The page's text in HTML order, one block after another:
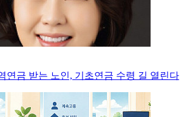
연금 받는 노인, 기초연금 수령 길 열린다